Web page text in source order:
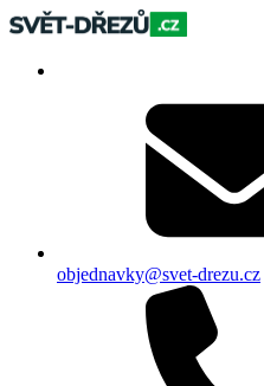
objednavky@svet-drezu.cz